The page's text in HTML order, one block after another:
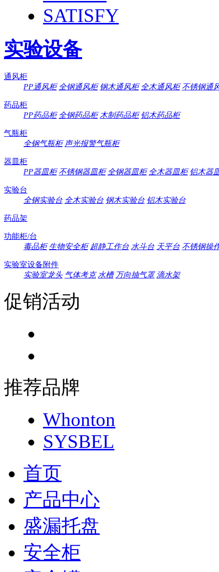
SATISFY
实验设备
通风柜
PP通风柜 全钢通风柜 钢木通风柜 全木通风柜 不锈钢通
药品柜
PP药品柜 全钢药品柜 木制药品柜 铝木药品柜
气瓶柜
全钢气瓶柜 声光报警气瓶柜
器皿柜
PP器皿柜 不锈钢器皿柜 全钢器皿柜 全木器皿柜 铝木器
实验台
全钢实验台 全木实验台 钢木实验台 铝木实验台
药品架
功能柜/台
毒品柜 生物安全柜 超静工作台 水斗台 天平台 不锈钢操
实验室设备附件
实验室龙头 气体考克 水槽 万向抽气罩 滴水架
促销活动
推荐品牌
Whonton
SYSBEL
首页
产品中心
盛漏托盘
安全柜